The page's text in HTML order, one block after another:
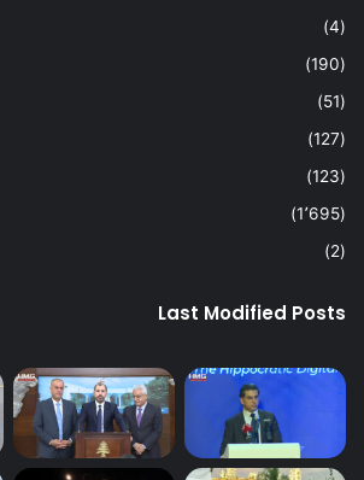
(4)
(190)
(51)
(127)
(123)
(1٬695)
(2)
Last Modified Posts